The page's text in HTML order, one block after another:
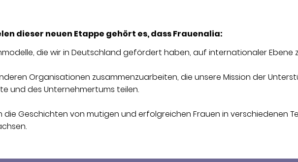
dieser neuen Etappe gehört es, dass Frauenalia:
die wir in Deutschland gefördert haben, auf internationaler Ebene
Organisationen zusammenzuarbeiten, die unsere Mission der
und des Unternehmertums teilen.
die Geschichten von mutigen und erfolgreichen Frauen in verschiedenen